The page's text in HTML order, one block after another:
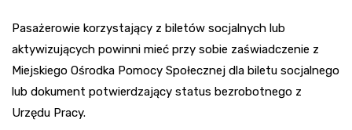
Pasażerowie korzystający z biletów socjalnych lub
aktywizujących powinni mieć przy sobie zaświadczenie z
Miejskiego Ośrodka Pomocy Społecznej dla biletu socjalnego
lub dokument potwierdzający status bezrobotnego z
Urzędu Pracy.